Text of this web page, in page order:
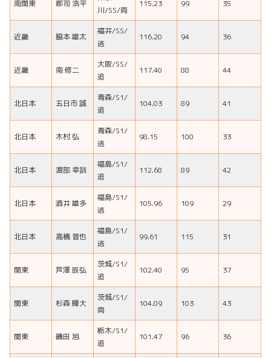
南関東 郡司 浩平
川/SS/両
115.23 99 35
近畿 脇本 雄太
福井/SS/
逃
116.20 94 36
近畿 南 修二
大阪/SS/
追
117.40 88 44
北日本 五日市 誠
青森/S1/
追
104.03 89 41
北日本 木村 弘
青森/S1/
逃
98.15 100 33
北日本 渡部 幸訓
福島/S1/
追
112.68 89 42
北日本 酒井 雄多
福島/S1/
逃
105.96 109 29
北日本 高橋 晋也
福島/S1/
逃
99.61 115 31
関東 芦澤 辰弘
茨城/S1/
追
102.40 95 37
関東 杉森 輝大
茨城/S1/
両
104.09 103 43
関東 磯田 旭
栃木/S1/
追
101.47 96 36